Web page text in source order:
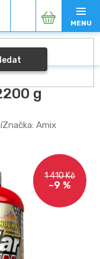
Nákupní
košík
g
Značka: Amix
1 410 Kč
–9 %